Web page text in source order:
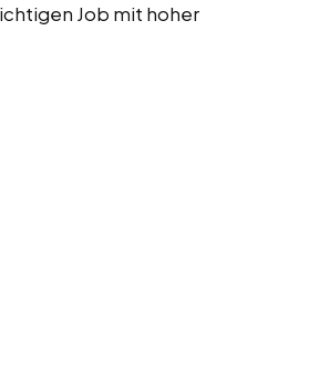
Job mit hoher